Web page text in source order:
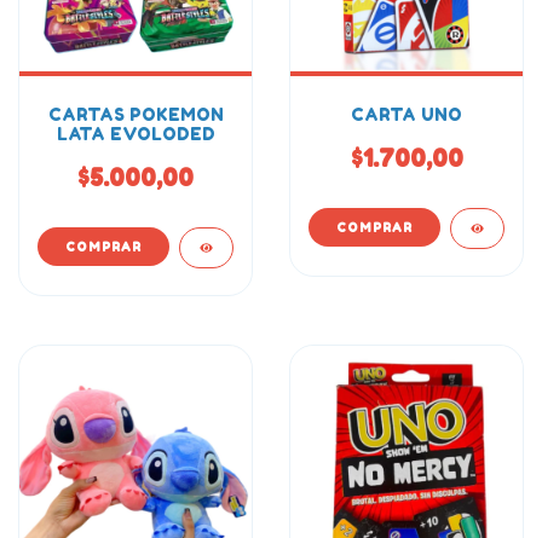
CARTAS POKEMON
LATA EVOLODED
$5.000,00
CARTA UNO
$1.700,00